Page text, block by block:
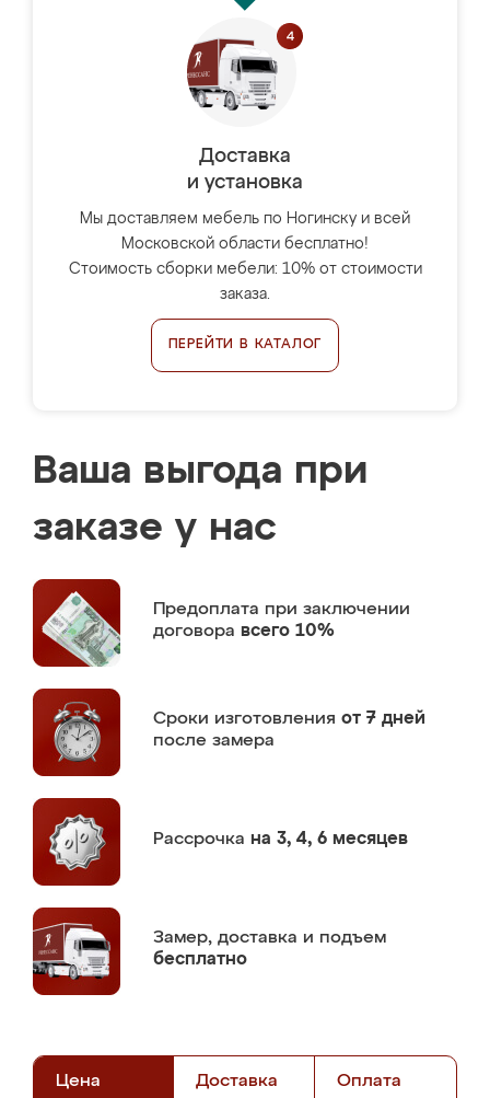
Доставка
и установка
Мы доставляем мебель по Ногинску и всей
Московской области бесплатно!
Стоимость сборки мебели: 10% от стоимости
заказа.
ПЕРЕЙТИ В КАТАЛОГ
Ваша выгода при
заказе у нас
Предоплата при заключении
договора всего 10%
Сроки изготовления от 7 дней
после замера
Рассрочка на 3, 4, 6 месяцев
Замер, доставка и подъем
бесплатно
Цена Доставка Оплата